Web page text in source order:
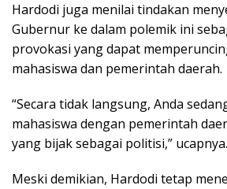
Hardodi juga menilai tindakan
Gubernur ke dalam polemik ini
provokasi yang dapat
mahasiswa dan pemerintah daerah.
“Secara tidak langsung, Anda
mahasiswa dengan pemerintah
yang bijak sebagai politisi,” ucapnya.
Meski demikian, Hardodi tetap